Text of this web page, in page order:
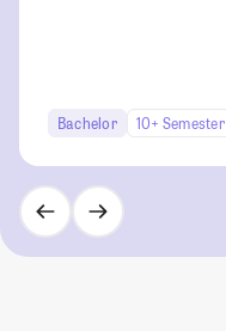
Bachelor 10+ Semester